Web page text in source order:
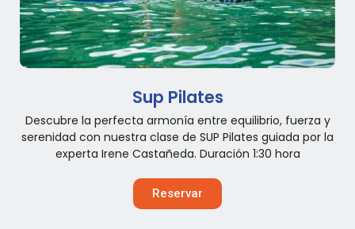
Sup Pilates
Descubre la perfecta armonía entre equilibrio, fuerza y
serenidad con nuestra clase de SUP Pilates guiada por la
experta Irene Castañeda. Duración 1:30 hora
Reservar